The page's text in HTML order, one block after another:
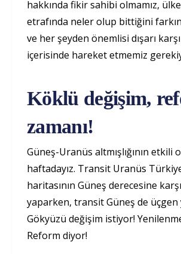
hakkında fikir sahibi olmamız,
etrafında neler olup bittiğini
ve her şeyden önemlisi dışarı
içerisinde hareket etmemiz
Köklü değişim,
zamanı!
Güneş-Uranüs altmışlığının etkili
haftadayız. Transit Uranüs
haritasının Güneş derecesine
yaparken, transit Güneş de üçgen
Gökyüzü değişim istiyor!
Reform diyor!